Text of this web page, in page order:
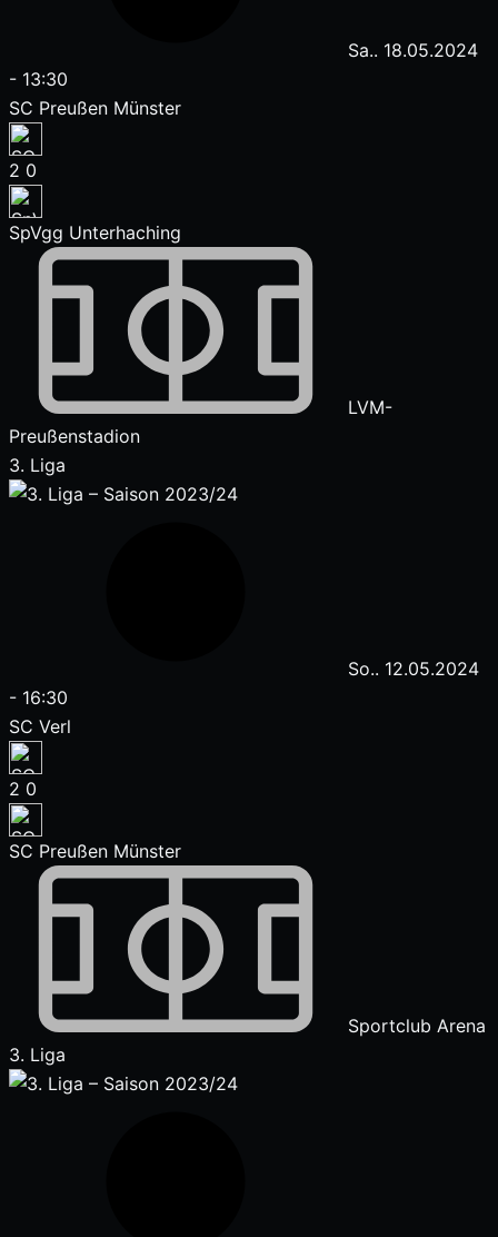
Sa.. 18.05.2024
- 13:30
SC Preußen Münster
2 0
SpVgg Unterhaching
LVM-
Preußenstadion
3. Liga
So.. 12.05.2024
- 16:30
SC Verl
2 0
SC Preußen Münster
Sportclub Arena
3. Liga